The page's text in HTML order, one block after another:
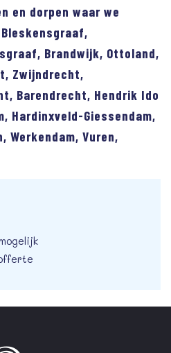
en dorpen waar we
Brandwijk, Ottoland,
Zwijndrecht,
Barendrecht, Hendrik Ido
Hardinxveld-Giessendam,
Werkendam, Vuren,